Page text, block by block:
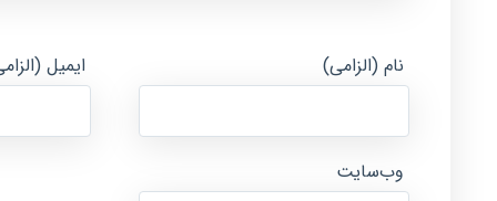
نام (الزامی) ایمیل
وب‌سایت